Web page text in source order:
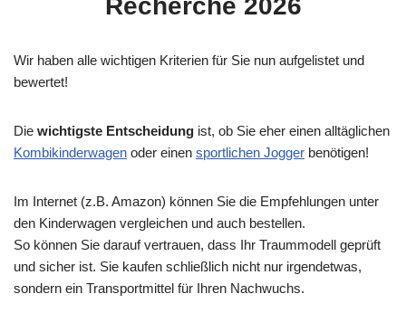
Recherche 2026
Wir haben alle wichtigen Kriterien für Sie nun aufgelistet und
bewertet!
Die wichtigste Entscheidung ist, ob Sie eher einen alltäglichen
Kombikinderwagen oder einen sportlichen Jogger benötigen!
Im Internet (z.B. Amazon) können Sie die Empfehlungen unter
den Kinderwagen vergleichen und auch bestellen.
So können Sie darauf vertrauen, dass Ihr Traummodell geprüft
und sicher ist. Sie kaufen schließlich nicht nur irgendetwas,
sondern ein Transportmittel für Ihren Nachwuchs.